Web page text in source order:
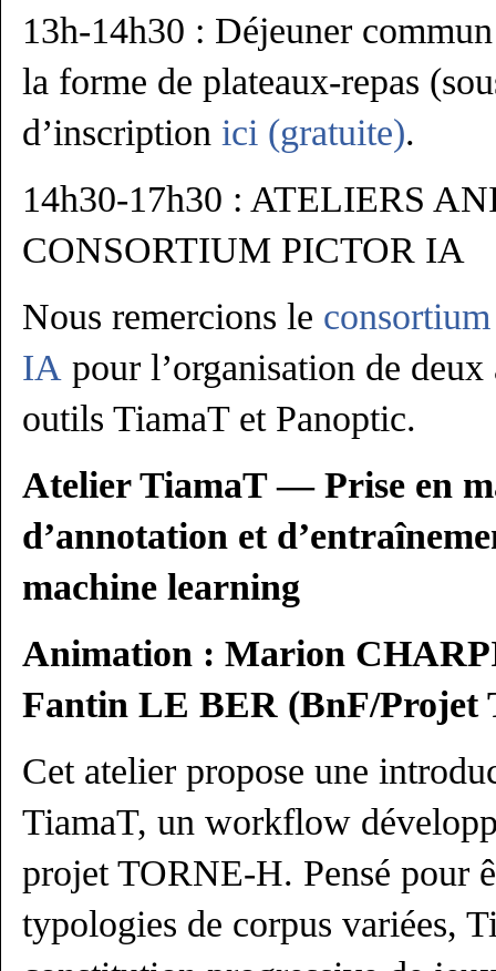
13h-14h30 : Déjeuner
la forme de plateaux-repas
d’inscription ici (gratuite).
14h30-17h30 : ATELIERS
CONSORTIUM PICTOR IA
Nous remercions le
IA pour l’organisation de
outils TiamaT et Panoptic.
Atelier TiamaT — Prise en
d’annotation et
machine learning
Animation : Marion
Fantin LE BER (BnF/Projet
Cet atelier propose une
TiamaT, un workflow
projet TORNE-H. Pensé pour
typologies de corpus variées,